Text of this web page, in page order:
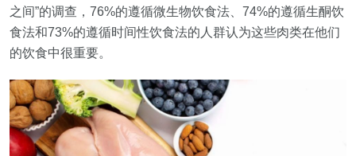
之间”的调查，76%的遵循微生物饮食法、74%的遵循生酮饮
食法和73%的遵循时间性饮食法的人群认为这些肉类在他们
的饮食中很重要。